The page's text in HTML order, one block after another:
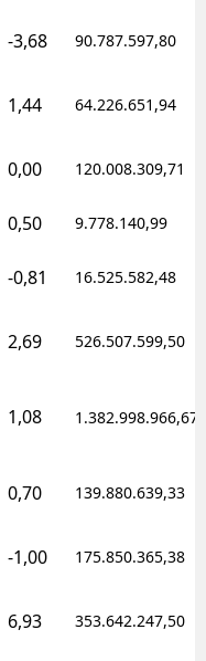
-3,68 90.787.597,80
1,44 64.226.651,94
0,00 120.008.309,71
0,50 9.778.140,99
-0,81 16.525.582,48
2,69 526.507.599,50
1,08 1.382.998.966,67
0,70 139.880.639,33
-1,00 175.850.365,38
6,93 353.642.247,50